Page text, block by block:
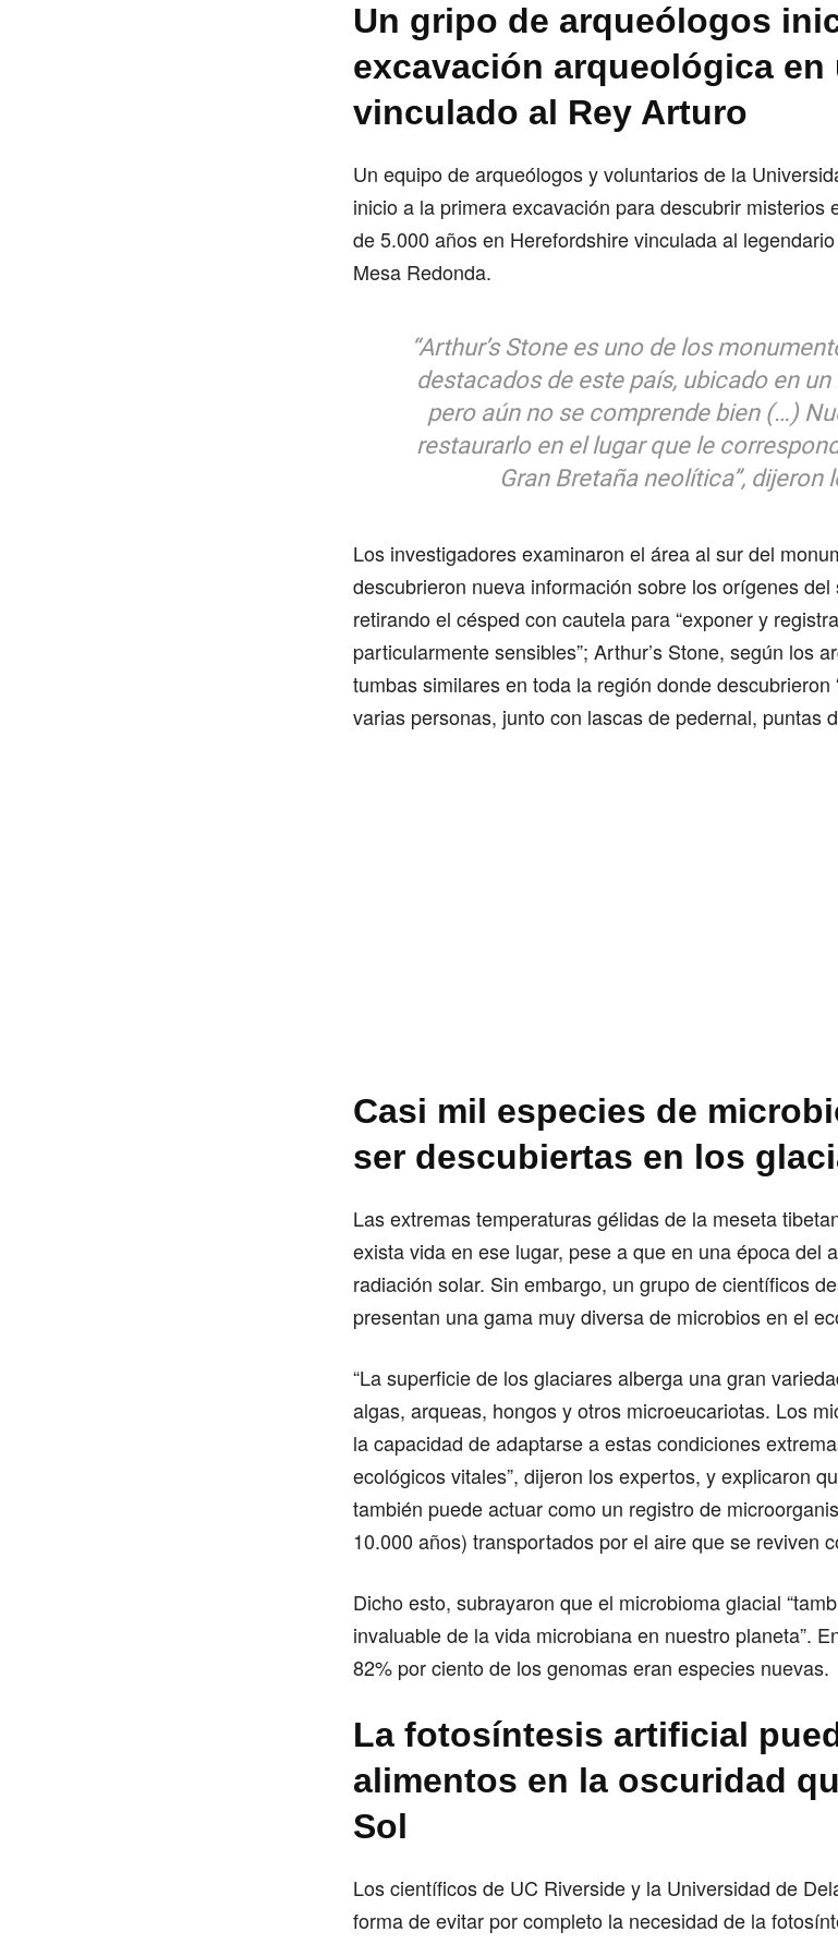
Un gripo de arqueólogos
excavación arqueológica
vinculado al Rey Arturo
Un equipo de arqueólogos y voluntarios de la
inicio a la primera excavación para descubrir misterios
de 5.000 años en Herefordshire vinculada al
Mesa Redonda.
“Arthur’s Stone es uno de los
destacados de este país, ubicado en
pero aún no se comprende bien (…)
restaurarlo en el lugar que le
Gran Bretaña neolítica”, dijeron
Los investigadores examinaron el área al sur del
descubrieron nueva información sobre los orígenes
retirando el césped con cautela para “exponer y
particularmente sensibles”; Arthur’s Stone, según los
tumbas similares en toda la región donde
varias personas, junto con lascas de pedernal, puntas
Casi mil especies de
ser descubiertas en los
Las extremas temperaturas gélidas de la meseta
exista vida en ese lugar, pese a que en una época del
radiación solar. Sin embargo, un grupo de científicos
presentan una gama muy diversa de microbios en el
“La superficie de los glaciares alberga una gran
algas, arqueas, hongos y otros microeucariotas. Los
la capacidad de adaptarse a estas condiciones
ecológicos vitales”, dijeron los expertos, y explicaron
también puede actuar como un registro de
10.000 años) transportados por el aire que se reviven
Dicho esto, subrayaron que el microbioma glacial
invaluable de la vida microbiana en nuestro planeta”.
82% por ciento de los genomas eran especies nuevas.
La fotosíntesis artificial
alimentos en la oscuridad
Sol
Los científicos de UC Riverside y la Universidad de
forma de evitar por completo la necesidad de la